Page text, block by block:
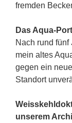
fremden
Das Aqua-
Nach rund
mein altes
gegen ein
Standort
unserem